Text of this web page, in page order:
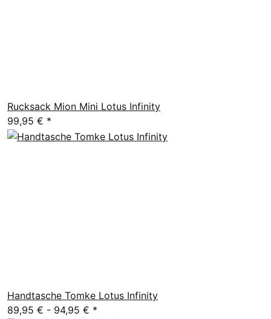
Rucksack Mion Mini Lotus Infinity
99,95 € *
Handtasche Tomke Lotus Infinity
89,95 € - 94,95 € *